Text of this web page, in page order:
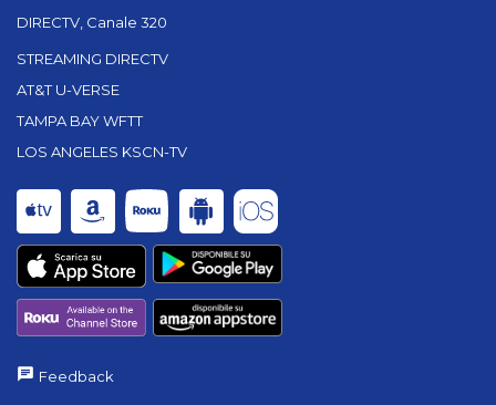
DIRECTV, Canale 320
STREAMING DIRECTV
AT&T U-VERSE
TAMPA BAY WFTT
LOS ANGELES KSCN-TV
Feedback